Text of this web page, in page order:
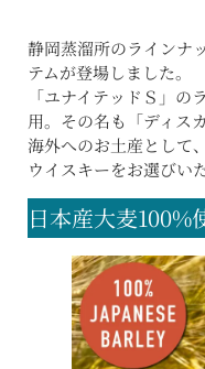
静岡蒸溜所のラインナ
テムが登場しました。
「ユナイテッドＳ」
用。その名も「ディス
海外へのお土産として
ウイスキーをお選びい
日本産大麦100%